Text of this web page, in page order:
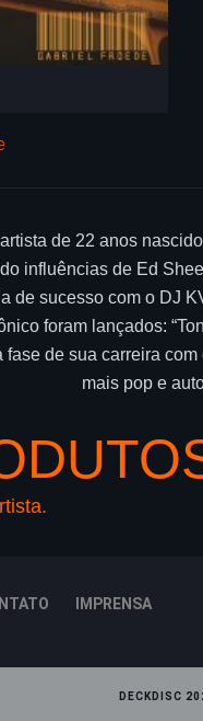
de 22 anos
influências de Ed
de sucesso com o DJ
foram lançados:
de sua carreira
mais pop e
IMPRENSA
DECKDISC